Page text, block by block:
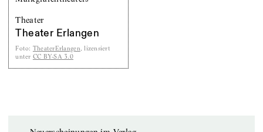
Theater
Theater Erlangen
Foto: TheaterErlangen, lizensiert
unter CC BY-SA 3.0